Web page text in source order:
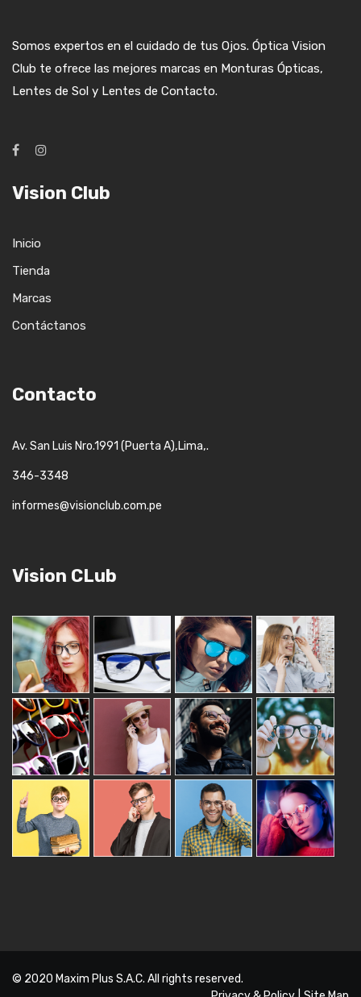
Somos expertos en el cuidado de tus Ojos. Óptica Vision
Club te ofrece las mejores marcas en Monturas Ópticas,
Lentes de Sol y Lentes de Contacto.
Vision Club
Inicio
Tienda
Marcas
Contáctanos
Contacto
Av. San Luis Nro.1991 (Puerta A),Lima,.
346-3348
informes@visionclub.com.pe
Vision CLub
© 2020 Maxim Plus S.A.C. All rights reserved.